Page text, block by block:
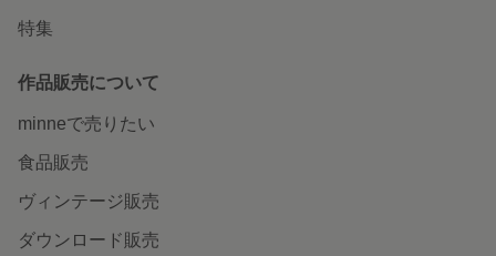
特集
作品販売について
minneで売りたい
食品販売
ヴィンテージ販売
ダウンロード販売